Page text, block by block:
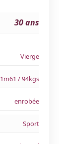
30 ans
Vierge
1m61 / 94kgs
enrobée
Sport